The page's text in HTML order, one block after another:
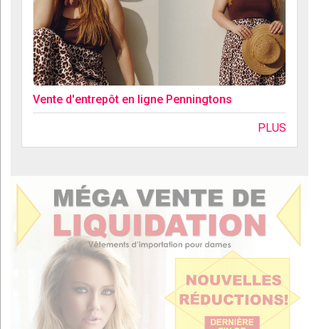
Vente d'entrepôt en ligne Penningtons
PLUS